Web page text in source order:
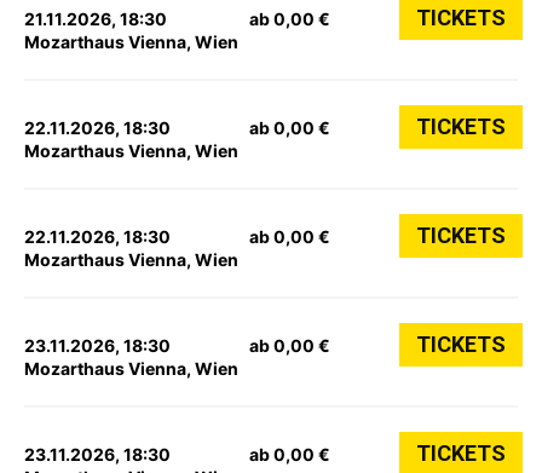
21.11.2026, 18:30
Mozarthaus Vienna, Wien
ab 0,00 € TICKETS
22.11.2026, 18:30
Mozarthaus Vienna, Wien
ab 0,00 € TICKETS
22.11.2026, 18:30
Mozarthaus Vienna, Wien
ab 0,00 € TICKETS
23.11.2026, 18:30
Mozarthaus Vienna, Wien
ab 0,00 € TICKETS
23.11.2026, 18:30
ab 0,00 € TICKETS